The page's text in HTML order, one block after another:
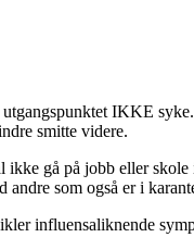
utgangspunktet IKKE
smitte videre.
ikke gå på jobb eller
som også er i
influensaliknende